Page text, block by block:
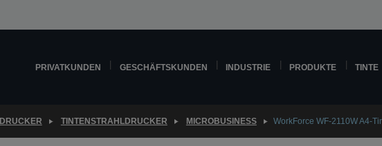
PRIVATKUNDEN GESCHÄFTSKUNDEN INDUSTRIE PRODUKTE TINTE
DRUCKER TINTENSTRAHLDRUCKER MICROBUSINESS WorkForce WF-2110W A4-